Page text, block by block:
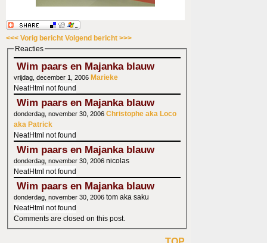
<<< Vorig bericht Volgend bericht >>>
Reacties
Wim paars en Majanka blauw
vrijdag, december 1, 2006 Marieke
NeatHtml not found
Wim paars en Majanka blauw
donderdag, november 30, 2006 Christophe aka Loco
aka Patrick
NeatHtml not found
Wim paars en Majanka blauw
donderdag, november 30, 2006 nicolas
NeatHtml not found
Wim paars en Majanka blauw
donderdag, november 30, 2006 tom aka saku
NeatHtml not found
Comments are closed on this post.